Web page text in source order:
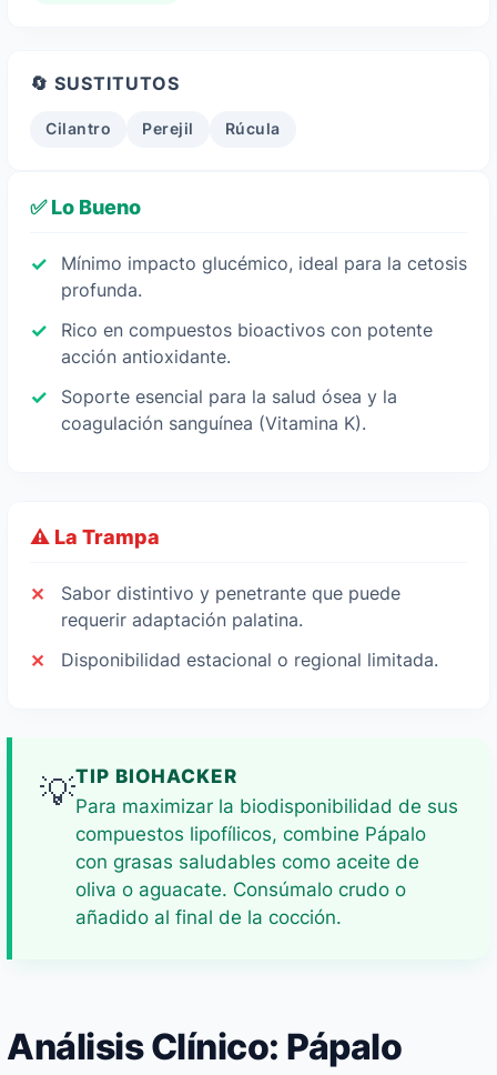
🔄 SUSTITUTOS
Cilantro Perejil Rúcula
✅ Lo Bueno
Mínimo impacto glucémico, ideal para la cetosis
profunda.
Rico en compuestos bioactivos con potente
acción antioxidante.
Soporte esencial para la salud ósea y la
coagulación sanguínea (Vitamina K).
⚠️ La Trampa
Sabor distintivo y penetrante que puede
requerir adaptación palatina.
Disponibilidad estacional o regional limitada.
💡TIP BIOHACKER
Para maximizar la biodisponibilidad de sus
compuestos lipofílicos, combine Pápalo
con grasas saludables como aceite de
oliva o aguacate. Consúmalo crudo o
añadido al final de la cocción.
Análisis Clínico: Pápalo